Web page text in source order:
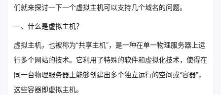
们就来探讨一下一个虚拟主机可以支持几个域名的问题。
一、什么是虚拟主机？
虚拟主机，也被称为“共享主机”，是一种在单一物理服务器上运
行多个网站的技术。它利用了特殊的软件和虚拟化技术，使得在
同一台物理服务器上能够创建出多个独立运行的空间或“容器”，
这些容器即虚拟主机。